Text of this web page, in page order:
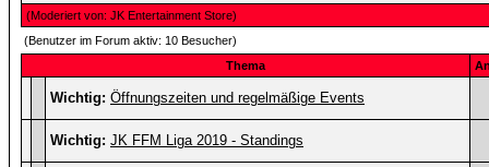
(Moderiert von: JK Entertainment Store)
(Benutzer im Forum aktiv: 10 Besucher)
Thema
Wichtig: Öffnungszeiten und regelmäßige Events
Wichtig: JK FFM Liga 2019 - Standings